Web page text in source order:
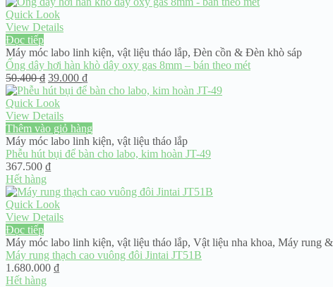
Quick Look
View Details
Đọc tiếp
Máy móc labo linh kiện, vật liệu tháo lắp, Đèn cồn & Đèn khò sáp
Ống dây hơi hàn khò dây oxy gas 8mm – bán theo mét
50.400₫ Giá
gốc
là:
50.400 ₫.
39.000 ₫Giá
hiện
39.000 ₫.
Quick Look
View Details
Thêm vào giỏ hàng
Máy móc labo linh kiện, vật liệu tháo lắp
Phễu hút bụi để bàn cho labo, kim hoàn JT-49
367.500 ₫
Hết hàng
Quick Look
View Details
Đọc tiếp
Máy móc labo linh kiện, vật liệu tháo lắp, Vật liệu nha khoa, Máy rung
Máy rung thạch cao vuông đôi Jintai JT51B
1.680.000 ₫
Hết hàng